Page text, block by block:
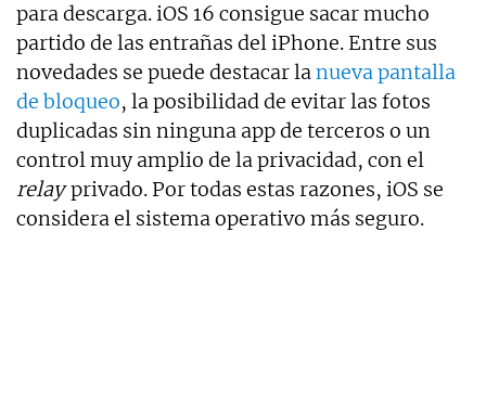
para descarga. iOS 16 consigue sacar mucho
partido de las entrañas del iPhone. Entre sus
novedades se puede destacar lanueva pantalla
de bloqueo, la posibilidad de evitar las fotos
duplicadas sin ninguna app de terceros o un
control muy amplio de la privacidad, con el
relayprivado. Por todas estas razones, iOS se
considera el sistema operativo más seguro.